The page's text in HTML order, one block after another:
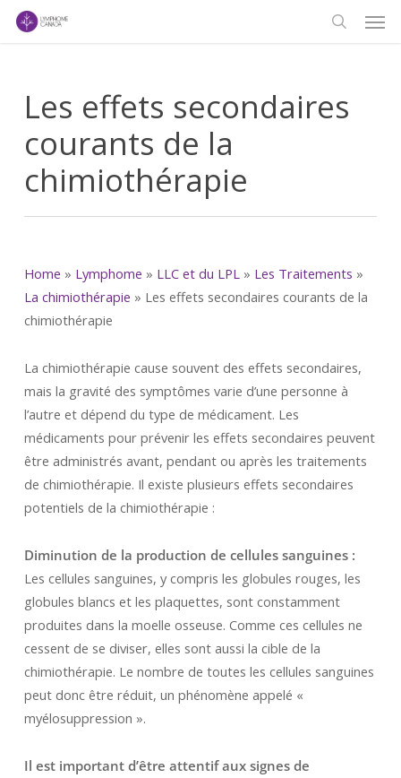
Skip
Les effets secondaires
courants de la
chimiothérapie
Home » Lymphome » LLC et du LPL» Les Traitements »
La chimiothérapie » Les effets secondaires courants de la
chimiothérapie
La chimiothérapie cause souvent des effets secondaires,
mais la gravité des symptômes varie d’une personne à
l’autre et dépend du type de médicament. Les
médicaments pour prévenir les effets secondaires peuvent
être administrés avant, pendant ou après les traitements
de chimiothérapie. Il existe plusieurs effets secondaires
potentiels de la chimiothérapie :
Diminution de la production de cellules sanguines :
Les cellules sanguines, y compris les globules rouges, les
globules blancs et les plaquettes, sont constamment
produites dans la moelle osseuse. Comme ces cellules ne
cessent de se diviser, elles sont aussi la cible de la
chimiothérapie. Le nombre de toutes les cellules sanguines
peut donc être réduit, un phénomène appelé «
myélosuppression ».
Il est important d’être attentif aux signes de